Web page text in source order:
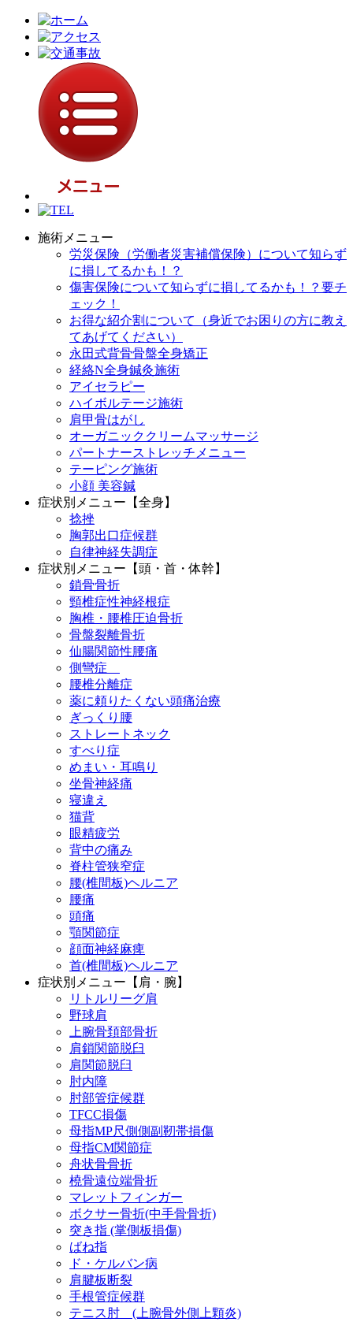
施術メニュー
労災保険（労働者災害補償保険）について知らず
に損してるかも！？
傷害保険について知らずに損してるかも！？要チ
ェック！
お得な紹介割について（身近でお困りの方に教え
てあげてください）
永田式背骨骨盤全身矯正
経絡N全身鍼灸施術
アイセラピー
ハイボルテージ施術
肩甲骨はがし
オーガニッククリームマッサージ
パートナーストレッチメニュー
テーピング施術
小顔 美容鍼
症状別メニュー【全身】
捻挫
胸郭出口症候群
自律神経失調症
症状別メニュー【頭・首・体幹】
鎖骨骨折
頸椎症性神経根症
胸椎・腰椎圧迫骨折
骨盤裂離骨折
仙腸関節性腰痛
側彎症
腰椎分離症
薬に頼りたくない頭痛治療
ぎっくり腰
ストレートネック
すべり症
めまい・耳鳴り
坐骨神経痛
寝違え
猫背
眼精疲労
背中の痛み
脊柱管狭窄症
腰(椎間板)ヘルニア
腰痛
頭痛
顎関節症
顔面神経麻痺
首(椎間板)ヘルニア
症状別メニュー【肩・腕】
リトルリーグ肩
野球肩
上腕骨頚部骨折
肩鎖関節脱臼
肩関節脱臼
肘内障
肘部管症候群
TFCC損傷
母指MP尺側側副靭帯損傷
母指CM関節症
舟状骨骨折
橈骨遠位端骨折
マレットフィンガー
ボクサー骨折(中手骨骨折)
突き指 (掌側板損傷)
ばね指
ド・ケルバン病
肩腱板断裂
手根管症候群
テニス肘 (上腕骨外側上顆炎)